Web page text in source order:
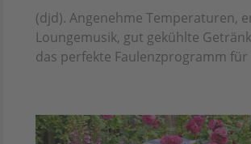
(djd). Angenehme Temperaturen,
Loungemusik, gut gekühlte
das perfekte Faulenzprogramm für